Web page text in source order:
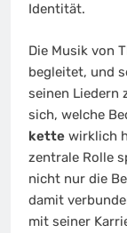
Identität.
Die Musik von
begleitet, und
seinen Liedern
sich, welche
kette wirklich
zentrale Rolle
nicht nur die
damit
mit seiner